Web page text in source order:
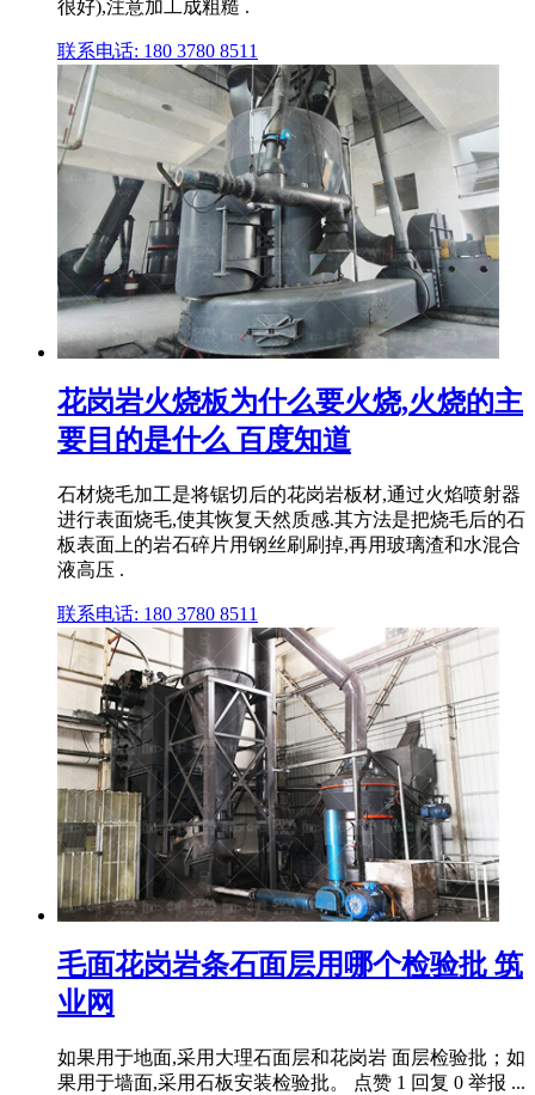
很好),注意加工成粗糙 .
联系电话: 180 3780 8511
花岗岩火烧板为什么要火烧,火烧的主
要目的是什么 百度知道
石材烧毛加工是将锯切后的花岗岩板材,通过火焰喷射器
进行表面烧毛,使其恢复天然质感.其方法是把烧毛后的石
板表面上的岩石碎片用钢丝刷刷掉,再用玻璃渣和水混合
液高压 .
联系电话: 180 3780 8511
毛面花岗岩条石面层用哪个检验批 筑
业网
如果用于地面,采用大理石面层和花岗岩 面层检验批；如
果用于墙面,采用石板安装检验批。 点赞 1 回复 0 举报 ...